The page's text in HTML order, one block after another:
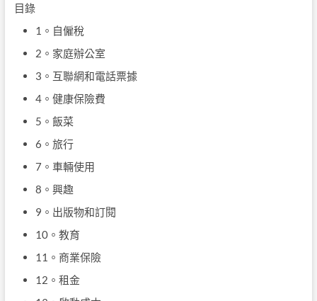
目錄
1。自僱稅
2。家庭辦公室
3。互聯網和電話票據
4。健康保險費
5。飯菜
6。旅行
7。車輛使用
8。興趣
9。出版物和訂閱
10。教育
11。商業保險
12。租金